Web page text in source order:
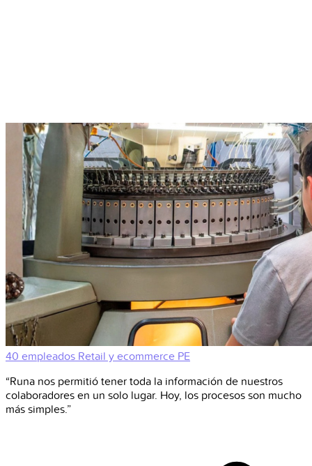
40 empleados Retail y ecommerce PE
“Runa nos permitió tener toda la información de nuestros
colaboradores en un solo lugar. Hoy, los procesos son mucho
más simples.”